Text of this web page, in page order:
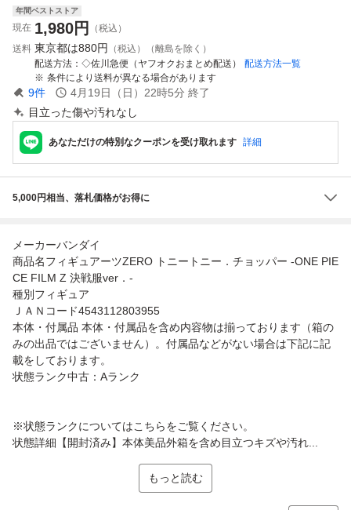
年間ベストストア
現在 1,980円
（税込）
送料 東京都は880円
（税込）（離島を除く）
配送方法
◇佐川急便（ヤフオクおまとめ配送）
配送方法一覧
条件により送料が異なる場合があります
9件 4月19日（日）22時5分 終了
目立った傷や汚れなし
あなただけの特別なクーポンを受け取れます 詳細
5,000円相当、落札価格がお得に
メーカーバンダイ
商品名フィギュアーツZERO トニートニー．チョッパー -ONE PIE
CE FILM Z 決戦服ver．-
種別フィギュア
ＪＡＮコード4543112803955
本体・付属品 本体・付属品を含め内容物は揃っております（箱の
みの出品ではございません）。付属品などがない場合は下記に記
載をしております。
状態ランク中古：Aランク
※状態ランクについてはこちらをご覧ください。
状態詳細【開封済み】本体美品外箱を含め目立つキズや汚れ...
もっと読む